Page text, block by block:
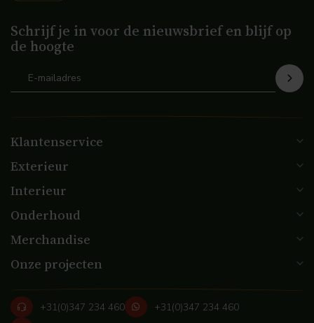
Schrijf je in voor de nieuwsbrief en blijf op
de hoogte
Klantenservice
Exterieur
Interieur
Onderhoud
Merchandise
Onze projecten
+31(0)347 234 460
+31(0)347 234 460